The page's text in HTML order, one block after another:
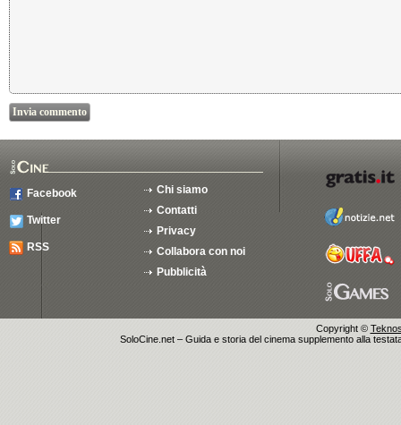
Facebook
Twitter
RSS
Chi siamo
Contatti
Privacy
Collabora con noi
Pubblicità
Copyright ©
SoloCine.net – Guida e storia del cinema supplemento alla